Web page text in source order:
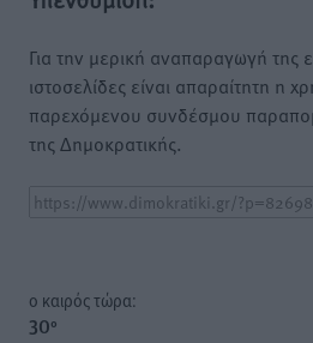
Για την μερική αναπαραγωγή της
ιστοσελίδες είναι απαραίτητη η
παρεχόμενου συνδέσμου
της Δημοκρατικής.
o καιρός τώρα:
30°